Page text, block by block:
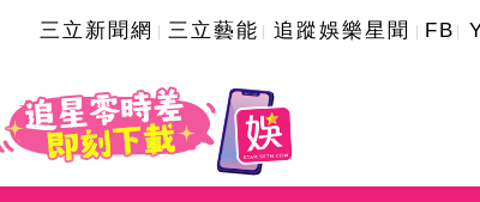
三立新聞網 三立藝能 追蹤娛樂星聞 FB